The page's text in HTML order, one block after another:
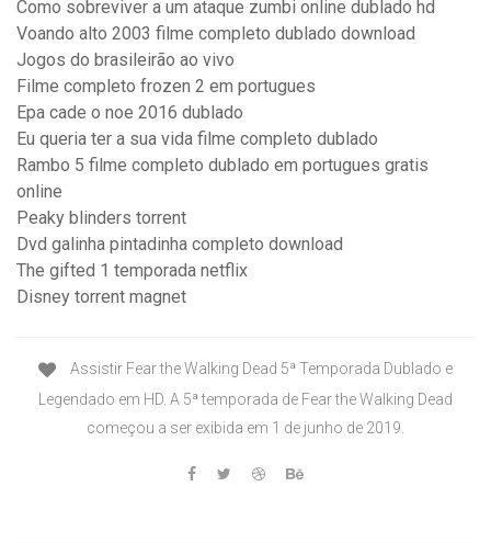
Como sobreviver a um ataque zumbi online dublado hd
Voando alto 2003 filme completo dublado download
Jogos do brasileirão ao vivo
Filme completo frozen 2 em portugues
Epa cade o noe 2016 dublado
Eu queria ter a sua vida filme completo dublado
Rambo 5 filme completo dublado em portugues gratis
online
Peaky blinders torrent
Dvd galinha pintadinha completo download
The gifted 1 temporada netflix
Disney torrent magnet
Assistir Fear the Walking Dead 5ª Temporada Dublado e
Legendado em HD. A 5ª temporada de Fear the Walking Dead
começou a ser exibida em 1 de junho de 2019.